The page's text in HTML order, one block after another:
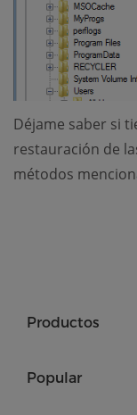
Déjame saber si
restauración de
métodos
Productos
Popular